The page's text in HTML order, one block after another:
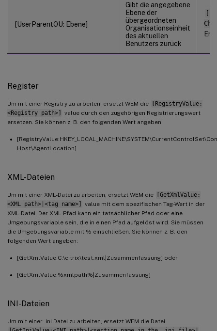
[UserParentOU: Ebene]
Gibt die angegebene
Ebene der
übergeordneten
Organisationseinheit
des aktuellen
Benutzers zurück
Register
Um mit einer Registry zu arbeiten, ersetzt WEM die
[RegistryValue:
<Registry path>]
value durch den zugehörigen Registrierungswert
ersetzen. Sie können z. B. den folgenden Wert angeben:
Host\AgentLocation]
XML-Dateien
Um mit einer XML-Datei zu arbeiten, ersetzt WEM die
[GetXmlValue:
<XML path>|<tag name>]
value mit dem spezifischen Tag-Wert in der
XML-Datei. Der XML-Pfad kann ein tatsächlicher Pfad oder eine
Umgebungsvariable sein, die in einen Pfad aufgelöst wird. Sie müssen
die Umgebungsvariable mit % einschließen. Sie können z. B. den
folgenden Wert angeben:
[GetXmlValue:C:\citrix\test.xml|Zusammenfassung] oder
[GetXmlValue:%xmlpath%|Zusammenfassung]
INI-Dateien
Um mit einer .ini Datei zu arbeiten, ersetzt WEM die Datei